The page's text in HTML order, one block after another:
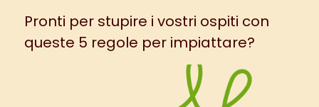
Pronti per stupire i vostri ospiti con
queste 5 regole per impiattare?